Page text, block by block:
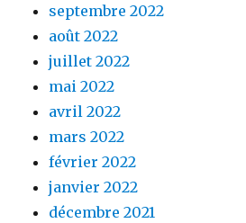
septembre 2022
août 2022
juillet 2022
mai 2022
avril 2022
mars 2022
février 2022
janvier 2022
décembre 2021